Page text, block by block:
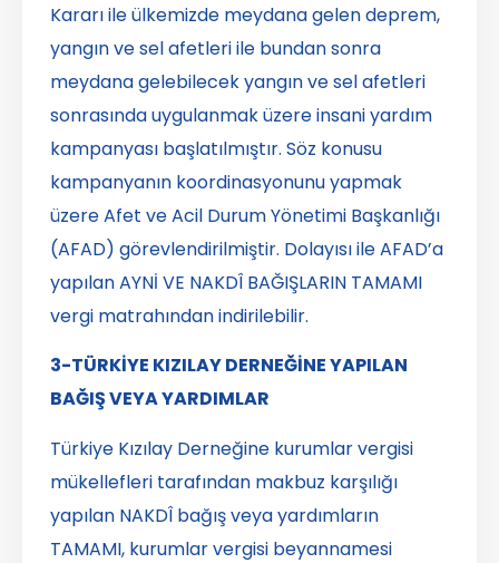
Kararı ile ülkemizde meydana gelen deprem,
yangın ve sel afetleri ile bundan sonra
meydana gelebilecek yangın ve sel afetleri
sonrasında uygulanmak üzere insani yardım
kampanyası başlatılmıştır. Söz konusu
kampanyanın koordinasyonunu yapmak
üzere Afet ve Acil Durum Yönetimi Başkanlığı
(AFAD) görevlendirilmiştir. Dolayısı ile AFAD’a
yapılan AYNİ VE NAKDÎ BAĞIŞLARIN TAMAMI
vergi matrahından indirilebilir.
3-TÜRKİYE KIZILAY DERNEĞİNE YAPILAN
BAĞIŞ VEYA YARDIMLAR
Türkiye Kızılay Derneğine kurumlar vergisi
mükellefleri tarafından makbuz karşılığı
yapılan NAKDÎ bağış veya yardımların
TAMAMI, kurumlar vergisi beyannamesi